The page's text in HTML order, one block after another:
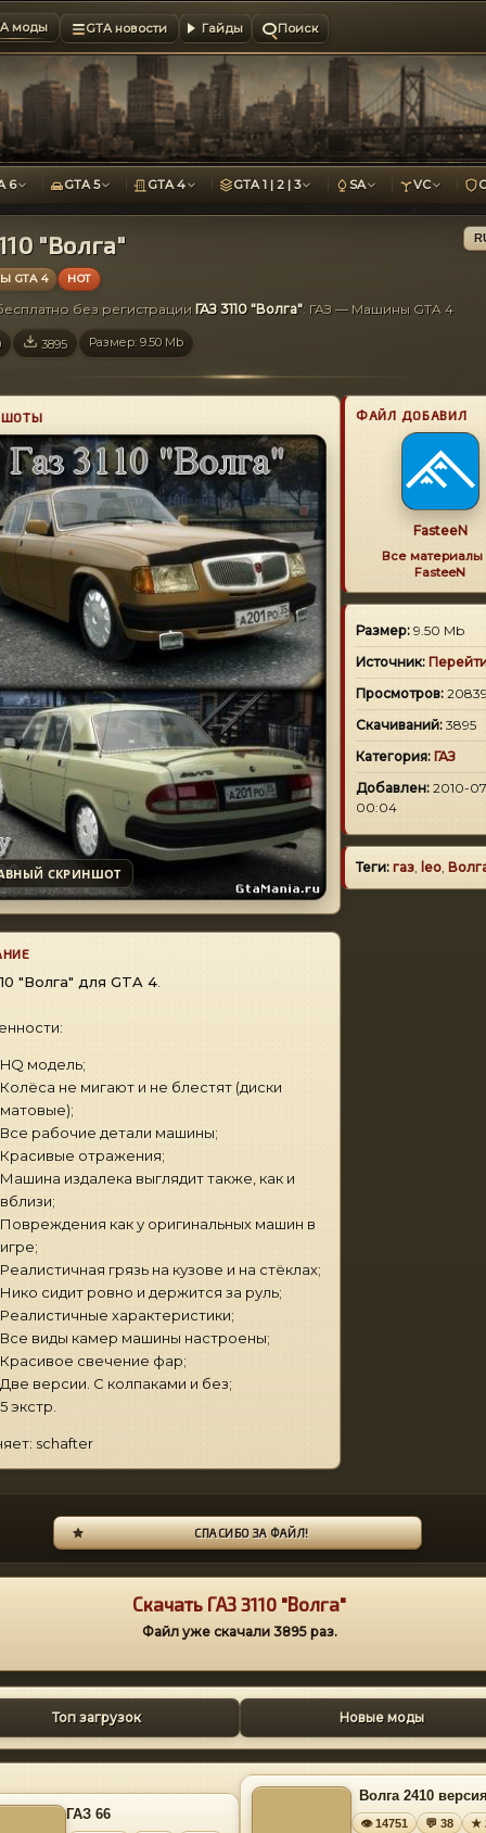
моды GTA новости Гайды Поиск
6 GTA 5 GTA 4 GTA 1 | 2 | 3 SA VC
"Волга"
GTA 4 HOT
без регистрации ГАЗ 3110 "Волга": ГАЗ — Машины GTA 4
3895 Размер: 9.50 Mb
СКРИНШОТ
"Волга" для GTA 4
HQ модель;
Колёса не мигают и не блестят (диски
матовые);
Все рабочие детали машины;
Красивые отражения;
Машина издалека выглядит также, как и
вблизи;
Повреждения как у оригинальных машин в
игре;
Реалистичная грязь на кузове и на стёклах;
Нико сидит ровно и держится за руль;
Реалистичные характеристики;
Все виды камер машины настроены;
Красивое свечение фар;
Две версии. С колпаками и без;
5 экстр.
schafter
ФАЙЛ ДОБАВИЛ
FasteeN
Все материалы
FasteeN
Размер: 9.50 Mb
Источник:
Просмотров: 20839
Скачиваний: 3895
Категория: ГАЗ
Добавлен: 2010-
00:04
Теги: газ, leo,
СПАСИБО ЗА ФАЙЛ!
Скачать ГАЗ 3110 "Волга"
Файл уже скачали 3895раз.
Топ загрузок Новые моды
ГАЗ 66
Волга 2410
👁 14751 💬 38
★